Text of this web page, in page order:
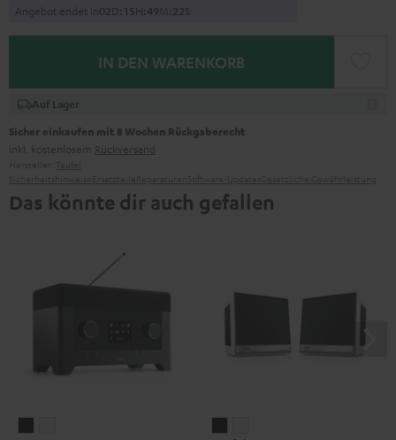
Angebot endet in02D:1 5H:49M: 21S
IN DEN WARENKORB
Auf Lager
Sicher einkaufen mit 8 Wochen Rückgaberecht
inkl. kostenlosem Rückversand
Das könnte dir auch gefallen